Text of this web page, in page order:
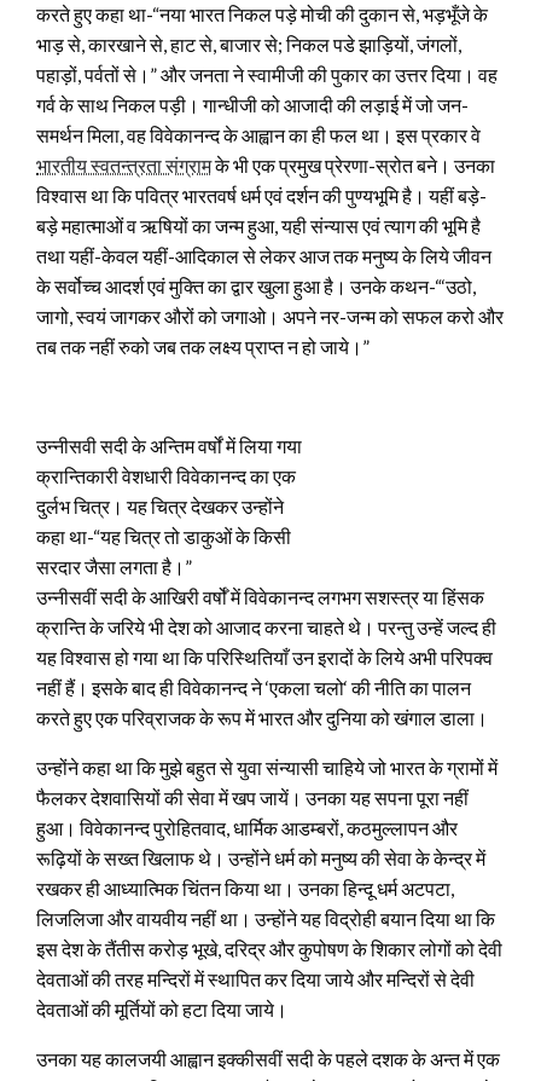
करते हुए कहा था-“नया भारत निकल पड़े मोची की दुकान से, भड़भूँजे के
भाड़ से, कारखाने से, हाट से, बाजार से; निकल पडे झाड़ियों, जंगलों,
पहाड़ों, पर्वतों से।” और जनता ने स्वामीजी की पुकार का उत्तर दिया। वह
गर्व के साथ निकल पड़ी। गान्धीजी को आजादी की लड़ाई में जो जन-
समर्थन मिला, वह विवेकानन्द के आह्वान का ही फल था। इस प्रकार वे
भारतीय स्वतन्त्रता संग्रामके भी एक प्रमुख प्रेरणा-स्रोत बने। उनका
विश्वास था कि पवित्र भारतवर्ष धर्म एवं दर्शन की पुण्यभूमि है। यहीं बड़े-
बड़े महात्माओं व ऋषियों का जन्म हुआ, यही संन्यास एवं त्याग की भूमि है
तथा यहीं-केवल यहीं-आदिकाल से लेकर आज तक मनुष्य के लिये जीवन
के सर्वोच्च आदर्श एवं मुक्ति का द्वार खुला हुआ है। उनके कथन-“‘उठो,
जागो, स्वयं जागकर औरों को जगाओ। अपने नर-जन्म को सफल करो और
तब तक नहीं रुको जब तक लक्ष्य प्राप्त न हो जाये।”
उन्नीसवी सदी के अन्तिम वर्षों में लिया गया
क्रान्तिकारी वेशधारी विवेकानन्द का एक
दुर्लभ चित्र। यह चित्र देखकर उन्होंने
कहा था-“यह चित्र तो डाकुओं के किसी
सरदार जैसा लगता है।”
उन्नीसवीं सदी के आखिरी वर्षोँ में विवेकानन्द लगभग सशस्त्र या हिंसक
क्रान्ति के जरिये भी देश को आजाद करना चाहते थे। परन्तु उन्हें जल्द ही
यह विश्वास हो गया था कि परिस्थितियाँ उन इरादों के लिये अभी परिपक्व
नहीं हैं। इसके बाद ही विवेकानन्द ने ‘एकला चलो‘ की नीति का पालन
करते हुए एक परिव्राजक के रूप में भारत और दुनिया को खंगाल डाला।
उन्होंने कहा था कि मुझे बहुत से युवा संन्यासी चाहिये जो भारत के ग्रामों में
फैलकर देशवासियों की सेवा में खप जायें। उनका यह सपना पूरा नहीं
हुआ। विवेकानन्द पुरोहितवाद, धार्मिक आडम्बरों, कठमुल्लापन और
रूढ़ियों के सख्त खिलाफ थे। उन्होंने धर्म को मनुष्य की सेवा के केन्द्र में
रखकर ही आध्यात्मिक चिंतन किया था। उनका हिन्दू धर्म अटपटा,
लिजलिजा और वायवीय नहीं था। उन्होंने यह विद्रोही बयान दिया था कि
इस देश के तैंतीस करोड़ भूखे, दरिद्र और कुपोषण के शिकार लोगों को देवी
देवताओं की तरह मन्दिरों में स्थापित कर दिया जाये और मन्दिरों से देवी
देवताओं की मूर्तियों को हटा दिया जाये।
उनका यह कालजयी आह्वान इक्कीसवीं सदी के पहले दशक के अन्त में एक